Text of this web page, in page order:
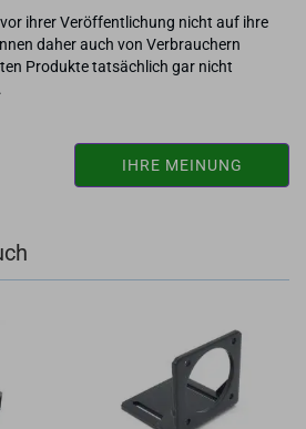
ihrer Veröffentlichung nicht auf ihre
daher auch von Verbrauchern
Produkte tatsächlich gar nicht
IHRE MEINUNG